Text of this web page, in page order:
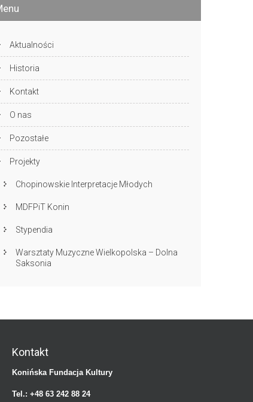
Aktualności
Historia
Kontakt
O nas
Pozostałe
Projekty
Chopinowskie Interpretacje Młodych
MDFPiT Konin
Stypendia
Warsztaty Muzyczne Wielkopolska – Dolna
Saksonia
Kontakt
Konińska Fundacja Kultury
Tel.: +48 63 242 88 24